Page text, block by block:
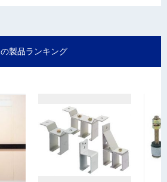
の製品ランキング